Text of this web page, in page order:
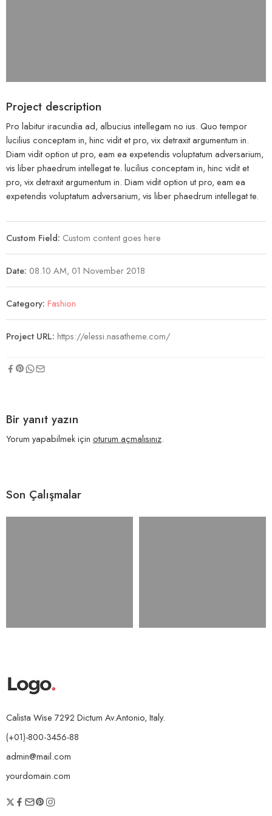
Project description
Pro labitur iracundia ad, albucius intellegam no ius. Quo tempor
lucilius conceptam in, hinc vidit et pro, vix detraxit argumentum in.
Diam vidit option ut pro, eam ea expetendis voluptatum adversarium,
vis liber phaedrum intellegat te. lucilius conceptam in, hinc vidit et
pro, vix detraxit argumentum in. Diam vidit option ut pro, eam ea
expetendis voluptatum adversarium, vis liber phaedrum intellegat te.
Custom Field: Custom content goes here
Date: 08.10 AM, 01 November 2018
Category: Fashion
Project URL: https://elessi.nasatheme.com/
Bir yanıt yazın
Yorum yapabilmek için oturum açmalısınız.
Son Çalışmalar
Calista Wise 7292 Dictum Av.Antonio, Italy.
(+01)-800-3456-88
admin@mail.com
yourdomain.com